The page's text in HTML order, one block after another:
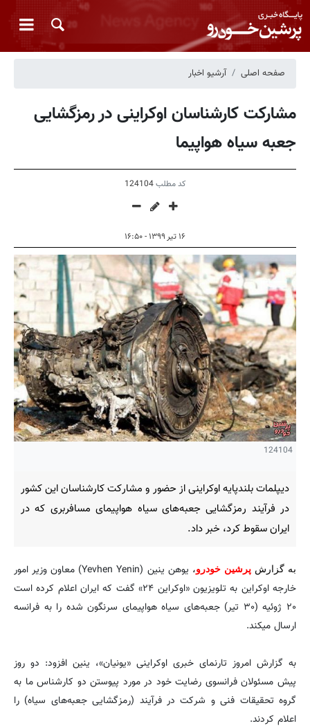
صفحه اصلی آرشیو اخبار
مشارکت کارشناسان اوکراینی در رمزگشایی
جعبه‌ سیاه هواپیما
کد مطلب124104
۱۶ تیر ۱۳۹۹ - ۱۶:۵۰
124104
دیپلمات بلندپایه اوکراینی از حضور و مشارکت کارشناسان این کشور
در فرآیند رمزگشایی جعبه‌های سیاه هواپیمای مسافربری که در
ایران سقوط کرد، خبر داد.
به گزارش پرشین خودرو،
یوهن ینین (Yevhen Yenin) معاون وزیر امور
خارجه اوکراین به تلویزیون «اوکراین ۲۴» گفت که ایران اعلام کرده است
۲۰ ژوئیه (۳۰ تیر) جعبه‌های سیاه هواپیمای سرنگون شده را به فرانسه
ارسال میکند.
به گزارش امروز تارنمای خبری اوکراینی «یونیان»، ینین افزود: دو روز
پیش مسئولان فرانسوی رضایت خود در مورد پیوستن دو کارشناس ما به
گروه تحقیقات فنی و شرکت در فرآیند (رمزگشایی جعبه‌های سیاه) را
اعلام کردند.